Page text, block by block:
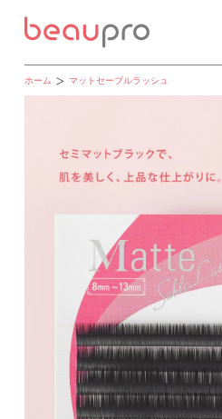
ホーム マットセーブルラッシュ